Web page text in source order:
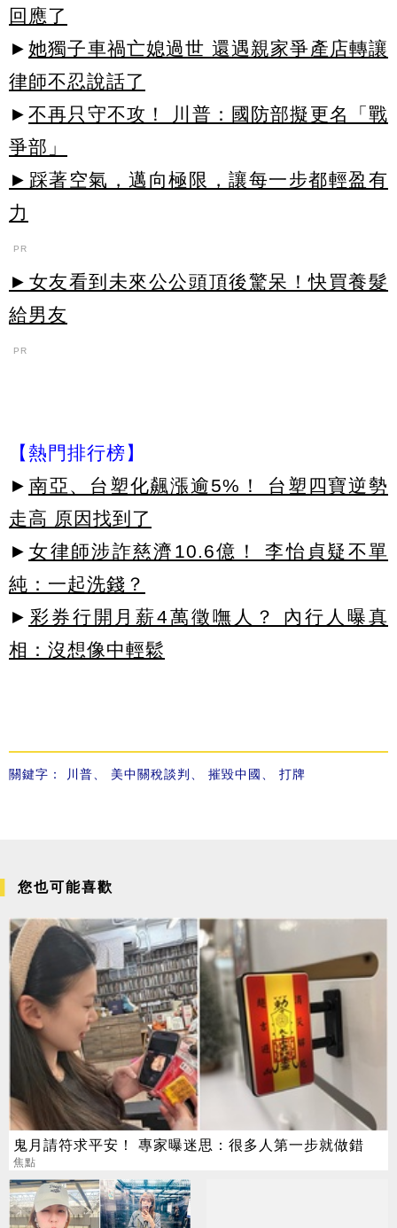
回應了
► 她獨子車禍亡媳過世 還遇親家爭產店轉讓
律師不忍說話了
► 不再只守不攻！ 川普：國防部擬更名「戰
爭部」
►踩著空氣，邁向極限，讓每一步都輕盈有
力
PR
►女友看到未來公公頭頂後驚呆！快買養髮
給男友
PR
【熱門排行榜】
► 南亞、台塑化飆漲逾5%！ 台塑四寶逆勢
走高 原因找到了
► 女律師涉詐慈濟10.6億！ 李怡貞疑不單
純：一起洗錢？
► 彩券行開月薪4萬徵嘸人？ 內行人曝真
相：沒想像中輕鬆
關鍵字： 川普 美中關稅談判 摧毀中國 打牌
您也可能喜歡
鬼月請符求平安！ 專家曝迷思：很多人第一步就做錯
焦點